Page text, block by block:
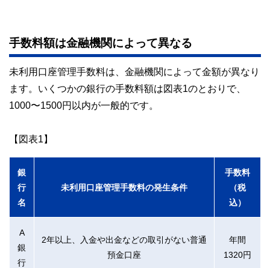
手数料額は金融機関によって異なる
未利用口座管理手数料は、金融機関によって金額が異なり
ます。いくつかの銀行の手数料額は図表1のとおりで、
1000〜1500円以内が一般的です。
【図表1】
銀
行
名
未利用口座管理手数料の発生条件
手数料
（税
込）
A
銀
行
2年以上、入金や出金などの取引がない普通
預金口座
年間
1320円